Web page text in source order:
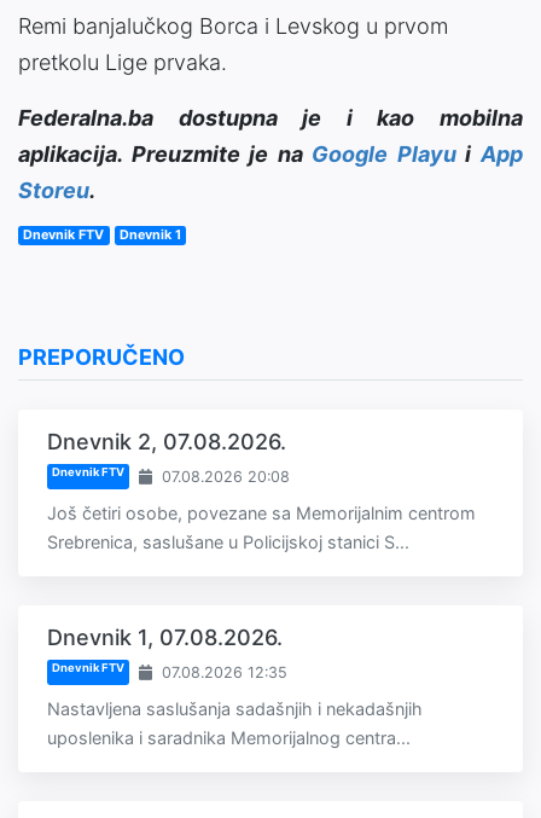
Remi banjalučkog Borca i Levskog u prvom
pretkolu Lige prvaka.
Federalna.ba dostupna je i kao mobilna
aplikacija. Preuzmite je na Google PlayuiApp
Storeu.
Dnevnik FTV Dnevnik 1
PREPORUČENO
Dnevnik 2, 07.08.2026.
Dnevnik FTV 07.08.2026 20:08
Još četiri osobe, povezane sa Memorijalnim centrom
Srebrenica, saslušane u Policijskoj stanici S...
Dnevnik 1, 07.08.2026.
Dnevnik FTV 07.08.2026 12:35
Nastavljena saslušanja sadašnjih i nekadašnjih
uposlenika i saradnika Memorijalnog centra...